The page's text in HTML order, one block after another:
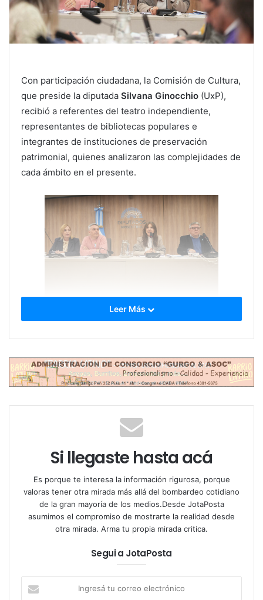
Con participación ciudadana, la Comisión de Cultura,
que preside la diputada Silvana Ginocchio (UxP),
recibió a referentes del teatro independiente,
representantes de bibliotecas populares e
integrantes de instituciones de preservación
patrimonial, quienes analizaron las complejidades de
cada ámbito en el presente.
subrayó “el compromiso institucional del Congreso
de proteger la identidad, la pluralidad cultural, y el
acceso y disfrute de nuestra cultura en todas las
regiones del país”. “Esto tiene que ver con nuestros
derechos culturales – ponderó la titular de Cultura –
y, por sobre todo, con ese mandato como
representantes a un crecimiento armónico y un
desarrollo humano de nuestro pueblo”.
La ronda expositora coincidió en el análisis respecto
de la centralización y fusión de organismos
culturales proyectados en los decretos 345/2025 y
346/2025, entre los que se destacan el INT (Instituto
de Bibliotecas Populares), o la CNMMLH (Comisión
Históricos).
Leer Más
Si llegaste hasta acá
Es porque te interesa la información rigurosa, porque
valoras tener otra mirada más allá del bombardeo cotidiano
de la gran mayoría de los medios.Desde JotaPosta
asumimos el compromiso de mostrarte la realidad desde
otra mirada. Arma tu propia mirada critica.
Segui a JotaPosta